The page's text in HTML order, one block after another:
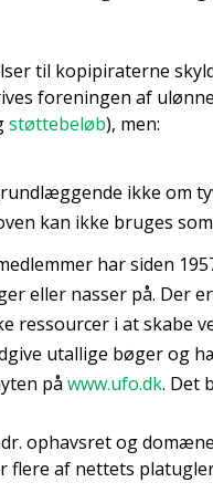
til kopi­pira­ter­ne
for­e­nin­gen af
støt­te­be­løb), men:
ikke om
kan ikke bru­ges
har siden
eller nas­ser på. Der
res­sour­cer i at ska­be
utal­li­ge bøger og
påwww.ufo.dk. Det
ophavs­ret og
fle­re af net­tets